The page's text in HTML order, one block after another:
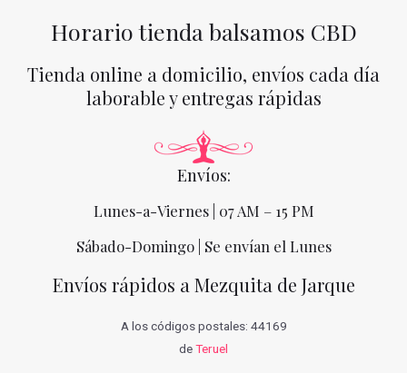
Horario tienda balsamos CBD
Tienda online a domicilio, envíos cada día
laborable y entregas rápidas
Envíos:
Lunes-a-Viernes | 07 AM – 15 PM
Sábado-Domingo | Se envían el Lunes
Envíos rápidos a Mezquita de Jarque
A los códigos postales: 44169
deTeruel